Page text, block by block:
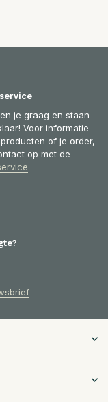
je graag en staan
Voor informatie
of je order,
op met de